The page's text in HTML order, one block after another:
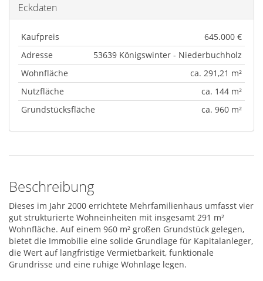
Eckdaten
Kaufpreis
645.000 €
Adresse
53639 Königswinter - Niederbuchholz
Wohnfläche
ca. 291,21 m²
Nutzfläche
ca. 144 m²
Grundstücksfläche
ca. 960 m²
Beschreibung
Dieses im Jahr 2000 errichtete Mehrfamilienhaus umfasst vier
gut strukturierte Wohneinheiten mit insgesamt 291 m²
Wohnfläche. Auf einem 960 m² großen Grundstück gelegen,
bietet die Immobilie eine solide Grundlage für Kapitalanleger,
die Wert auf langfristige Vermietbarkeit, funktionale
Grundrisse und eine ruhige Wohnlage legen.